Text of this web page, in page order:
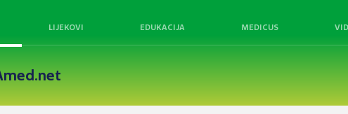
LIJEKOVI EDUKACIJA MEDICUS